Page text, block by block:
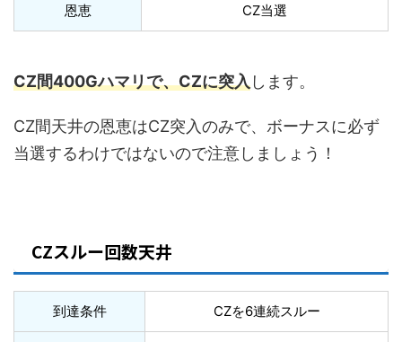
恩恵 CZ当選
CZ間400Gハマリで、CZに突入します。
CZ間天井の恩恵はCZ突入のみで、ボーナスに必ず
当選するわけではないので注意しましょう！
CZスルー回数天井
到達条件 CZを6連続スルー